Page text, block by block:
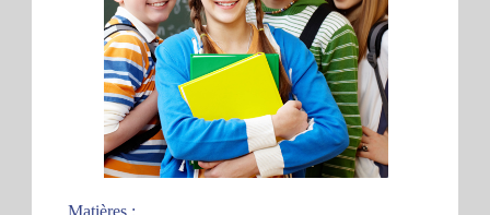
Matières :